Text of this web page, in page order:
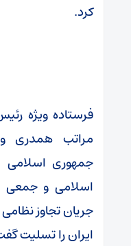
کرد.
فرستاده ویژه
مراتب همدری
جمهوری اسلامی
اسلامی و جمعی
جریان تجاوز
ایران را تسلیت